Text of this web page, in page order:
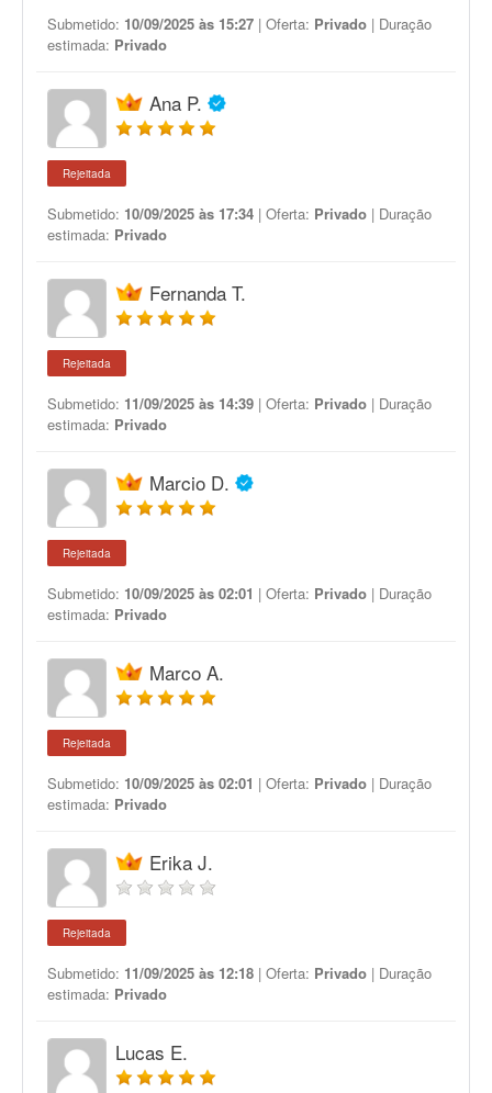
Submetido: 10/09/2025 às 15:27 | Oferta: Privado | Duração
estimada: Privado
Ana P.
Rejeitada
Submetido: 10/09/2025 às 17:34 | Oferta: Privado | Duração
estimada: Privado
Fernanda T.
Rejeitada
Submetido: 11/09/2025 às 14:39 | Oferta: Privado | Duração
estimada: Privado
Marcio D.
Rejeitada
Submetido: 10/09/2025 às 02:01 | Oferta: Privado | Duração
estimada: Privado
Marco A.
Rejeitada
Submetido: 10/09/2025 às 02:01 | Oferta: Privado | Duração
estimada: Privado
Erika J.
Rejeitada
Submetido: 11/09/2025 às 12:18 | Oferta: Privado | Duração
estimada: Privado
Lucas E.